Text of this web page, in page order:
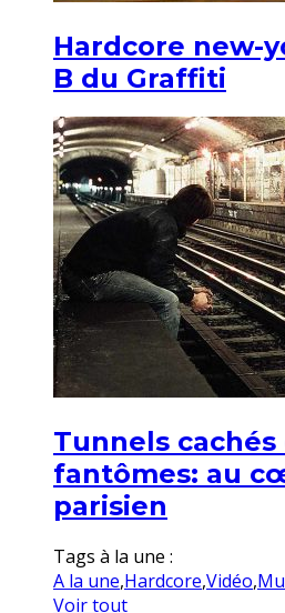
Hardcore new-
B du Graffiti
Tunnels
fantômes: au
parisien
Tags à la une :
A la une,Hardcore,Vidéo,
Voir tout